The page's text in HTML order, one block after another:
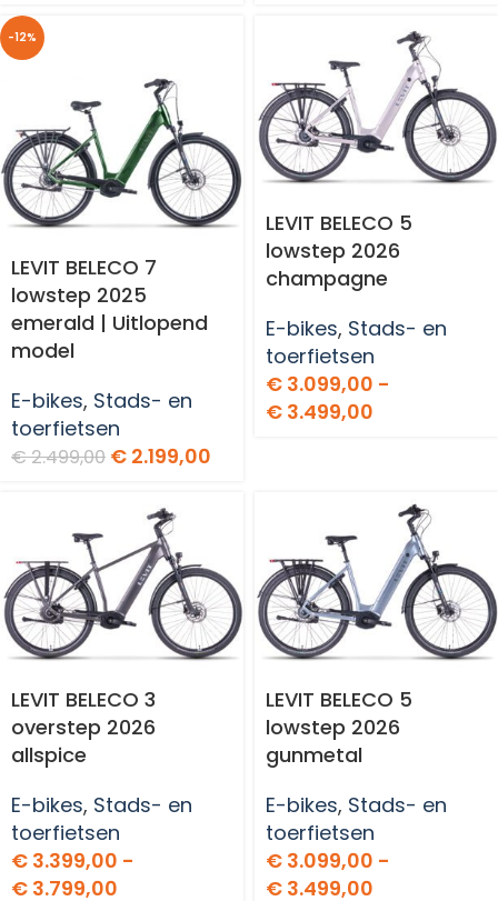
-12%
LEVIT BELECO 7
lowstep 2025
emerald | Uitlopend
model
E-bikes, Stads- en
toerfietsen
€2.499,00 € 2.199,00
LEVIT BELECO 5
lowstep 2026
champagne
E-bikes, Stads- en
toerfietsen
€ 3.099,00 -
€ 3.499,00
LEVIT BELECO 3
overstep 2026
allspice
E-bikes, Stads- en
toerfietsen
€ 3.399,00 -
€ 3.799,00
LEVIT BELECO 5
lowstep 2026
gunmetal
E-bikes, Stads- en
toerfietsen
€ 3.099,00 -
€ 3.499,00